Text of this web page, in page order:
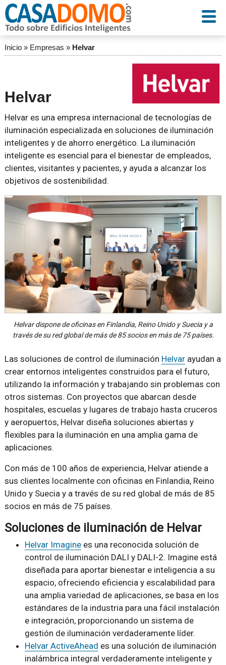
Inicio» Empresas » Helvar
Helvar
Helvar es una empresa internacional de tecnologías de
iluminación especializada en soluciones de iluminación
inteligentes y de ahorro energético. La iluminación
inteligente es esencial para el bienestar de empleados,
clientes, visitantes y pacientes, y ayuda a alcanzar los
objetivos de sostenibilidad.
Helvar dispone de oficinas en Finlandia, Reino Unido y Suecia y a
través de su red global de más de 85 socios en más de 75 países.
Las soluciones de control de iluminación Helvarayudan a
crear entornos inteligentes construidos para el futuro,
utilizando la información y trabajando sin problemas con
otros sistemas. Con proyectos que abarcan desde
hospitales, escuelas y lugares de trabajo hasta cruceros
y aeropuertos, Helvar diseña soluciones abiertas y
flexibles para la iluminación en una amplia gama de
aplicaciones.
Con más de 100 años de experiencia, Helvar atiende a
sus clientes localmente con oficinas en Finlandia, Reino
Unido y Suecia y a través de su red global de más de 85
socios en más de 75 países.
Soluciones de iluminación de Helvar
Helvar Imaginees una reconocida solución de
control de iluminación DALI y DALI-2. Imagine está
diseñada para aportar bienestar e inteligencia a su
espacio, ofreciendo eficiencia y escalabilidad para
una amplia variedad de aplicaciones, se basa en los
estándares de la industria para una fácil instalación
e integración, proporcionando un sistema de
gestión de iluminación verdaderamente líder.
Helvar ActiveAhead es una solución de iluminación
inalámbrica integral verdaderamente inteligente y